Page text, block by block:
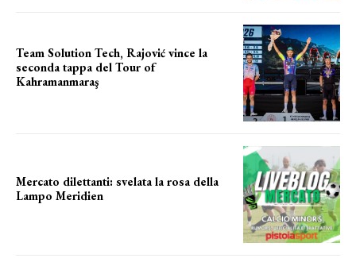
Team Solution Tech, Rajović vince la
seconda tappa del Tour of
Kahramanmaraş
Mercato dilettanti: svelata la rosa della
Lampo Meridien